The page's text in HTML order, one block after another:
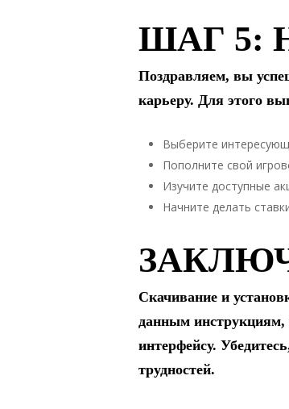
ШАГ 5:
Поздравляем, вы
карьеру. Для этого
Выберите
Пополните свой
Изучите доступные
Начните делать
Скачивание и
данным инструкциям,
интерфейсу.
трудностей.